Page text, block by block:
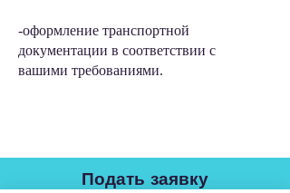
-оформление транспортной
документации в соответствии с
вашими требованиями.
Подать заявку